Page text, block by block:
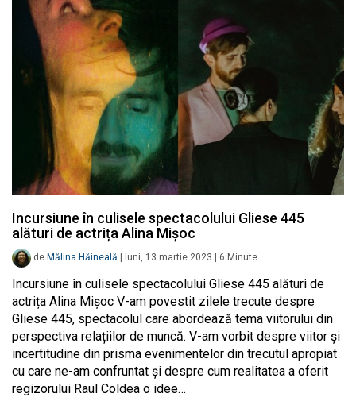
Incursiune în culisele spectacolului Gliese 445
alături de actrița Alina Mișoc
de Mălina Hăineală luni, 13 martie 2023 6 Minute
Incursiune în culisele spectacolului Gliese 445 alături de
actrița Alina Mișoc V-am povestit zilele trecute despre
Gliese 445, spectacolul care abordează tema viitorului din
perspectiva relațiilor de muncă. V-am vorbit despre viitor și
incertitudine din prisma evenimentelor din trecutul apropiat
cu care ne-am confruntat și despre cum realitatea a oferit
regizorului Raul Coldea o idee…